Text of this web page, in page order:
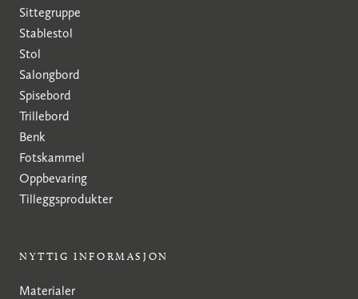
Sittegruppe
Stablestol
Stol
Salongbord
Spisebord
Trillebord
Benk
Fotskammel
Oppbevaring
Tilleggsprodukter
NYTTIG INFORMASJON
Materialer